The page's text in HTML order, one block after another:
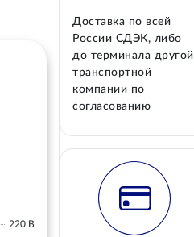
220 В
Доставка по всей
России СДЭК, либо
до терминала другой
транспортной
компании по
согласованию